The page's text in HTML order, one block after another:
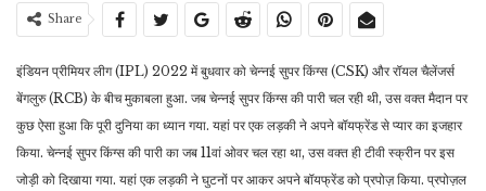
Share
इंडियन प्रीमियर लीग (IPL) 2022 में बुधवार को चेन्नई सुपर किंग्स (CSK) और रॉयल चैलेंजर्स
बेंगलुरु (RCB) के बीच मुकाबला हुआ. जब चेन्नई सुपर किंग्स की पारी चल रही थी, उस वक्त मैदान पर
कुछ ऐसा हुआ कि पूरी दुनिया का ध्यान गया. यहां पर एक लड़की ने अपने बॉयफ्रेंड से प्यार का इजहार
किया. चेन्नई सुपर किंग्स की पारी का जब 11वां ओवर चल रहा था, उस वक्त ही टीवी स्क्रीन पर इस
जोड़ी को दिखाया गया. यहां एक लड़की ने घुटनों पर आकर अपने बॉयफ्रेंड को प्रपोज़ किया. प्रपोज़ल